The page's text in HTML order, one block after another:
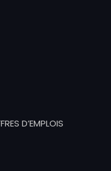
D’EMPLOIS